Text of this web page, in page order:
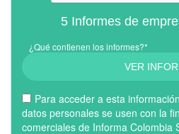
5 Informes de
¿Qué contienen los informes?*
VER
Para acceder a esta
datos personales se usen con la
comerciales de Informa Colombia